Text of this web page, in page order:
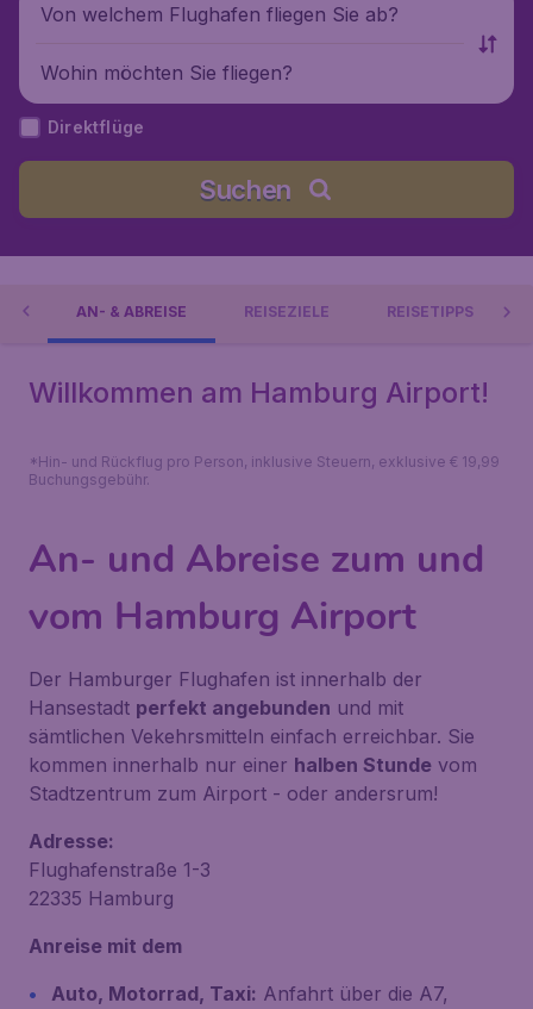
Von welchem Flughafen fliegen Sie ab?
Wohin möchten Sie fliegen?
Direktflüge
Suchen
AN- & ABREISE REISEZIELE REISETIPPS
Willkommen am Hamburg Airport!
*Hin- und Rückflug pro Person, inklusive Steuern, exklusive € 19,99
Buchungsgebühr.
An- und Abreise zum und
vom Hamburg Airport
Der Hamburger Flughafen ist innerhalb der
Hansestadt perfekt angebunden und mit
sämtlichen Vekehrsmitteln einfach erreichbar. Sie
kommen innerhalb nur einer halben Stunde vom
Stadtzentrum zum Airport - oder andersrum!
Adresse:
Flughafenstraße 1-3
22335 Hamburg
Anreise mit dem
Auto, Motorrad, Taxi: Anfahrt über die A7,